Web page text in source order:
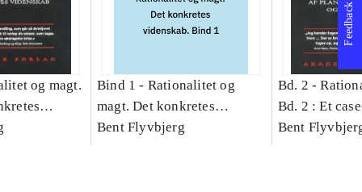
og magt.
Bind 1 - Rationalitet og
magt. Det konkretes
videnskab. Bind 1
Bent Flyvbjerg
Bd. 2 -
Bd. 2 : Et
studie af
Bent
Feedback